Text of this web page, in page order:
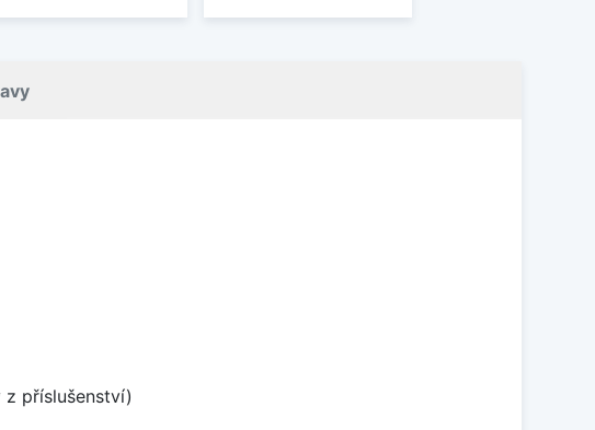
příslušenství)